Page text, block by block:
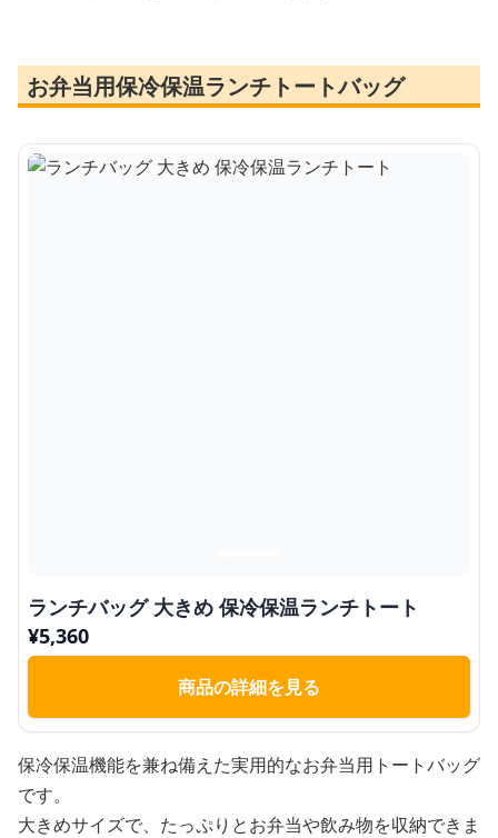
お弁当用保冷保温ランチトートバッグ
ランチバッグ 大きめ 保冷保温ランチトート
¥5,360
商品の詳細を見る
保冷保温機能を兼ね備えた実用的なお弁当用トートバッグ
です。
大きめサイズで、たっぷりとお弁当や飲み物を収納できま